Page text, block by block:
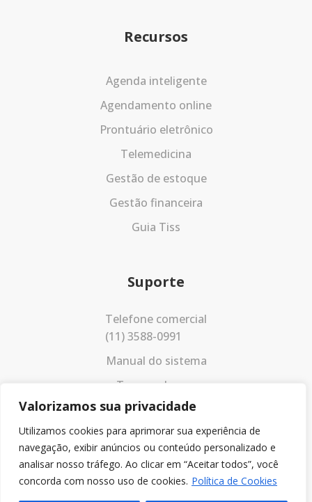
Valorizamos sua privacidade
Utilizamos cookies para aprimorar sua experiência de
navegação, exibir anúncios ou conteúdo personalizado e
analisar nosso tráfego. Ao clicar em “Aceitar todos”, você
concorda com nosso uso de cookies. Política de Cookies
Recursos
Agenda inteligente
Agendamento online
Prontuário eletrônico
Telemedicina
Gestão de estoque
Gestão financeira
Guia Tiss
Suporte
Telefone comercial
(11) 3588-0991
Manual do sistema
Termos de uso
Política de privacidade